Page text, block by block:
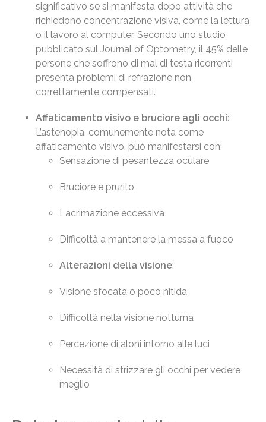
significativo se si manifesta dopo attività che
richiedono concentrazione visiva, come la lettura
o il lavoro al computer. Secondo uno studio
pubblicato sul Journal of Optometry, il 45% delle
persone che soffrono di mal di testa ricorrenti
presenta problemi di refrazione non
correttamente compensati.
Affaticamento visivo e bruciore agli occhi:
L’astenopia, comunemente nota come
affaticamento visivo, può manifestarsi con:
Sensazione di pesantezza oculare
Bruciore e prurito
Lacrimazione eccessiva
Difficoltà a mantenere la messa a fuoco
Alterazioni della visione:
Visione sfocata o poco nitida
Difficoltà nella visione notturna
Percezione di aloni intorno alle luci
Necessità di strizzare gli occhi per vedere
meglio